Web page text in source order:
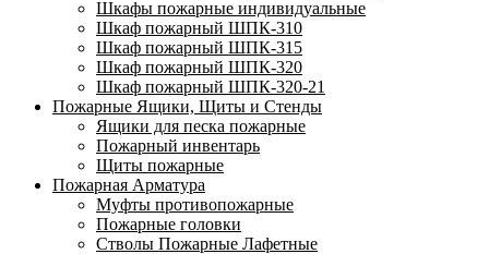
Шкафы пожарные индивидуальные
Шкаф пожарный ШПК-310
Шкаф пожарный ШПК-315
Шкаф пожарный ШПК-320
Шкаф пожарный ШПК-320-21
Пожарные Ящики, Щиты и Стенды
Ящики для песка пожарные
Пожарный инвентарь
Щиты пожарные
Пожарная Арматура
Муфты противопожарные
Пожарные головки
Стволы Пожарные Лафетные